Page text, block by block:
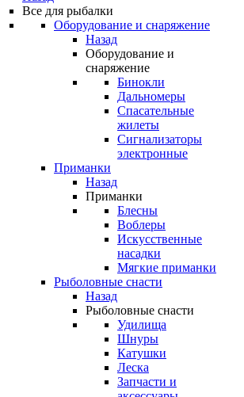
Все для рыбалки
Оборудование и снаряжение
Назад
Оборудование и
снаряжение
Бинокли
Дальномеры
Спасательные
жилеты
Сигнализаторы
электронные
Приманки
Назад
Приманки
Блесны
Воблеры
Искусственные
насадки
Мягкие приманки
Рыболовные снасти
Назад
Рыболовные снасти
Удилища
Шнуры
Катушки
Леска
Запчасти и